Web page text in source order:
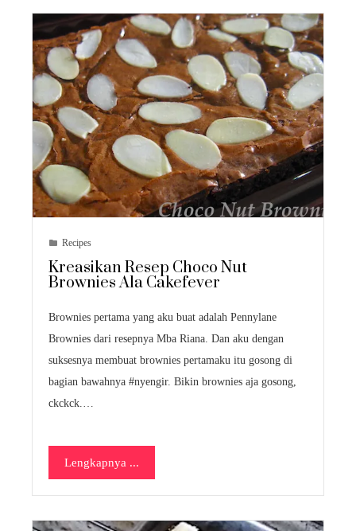
Recipes
Kreasikan Resep Choco Nut
Brownies Ala Cakefever
Brownies pertama yang aku buat adalah Pennylane
Brownies dari resepnya Mba Riana. Dan aku dengan
suksesnya membuat brownies pertamaku itu gosong di
bagian bawahnya #nyengir. Bikin brownies aja gosong,
ckckck.…
Lengkapnya ...